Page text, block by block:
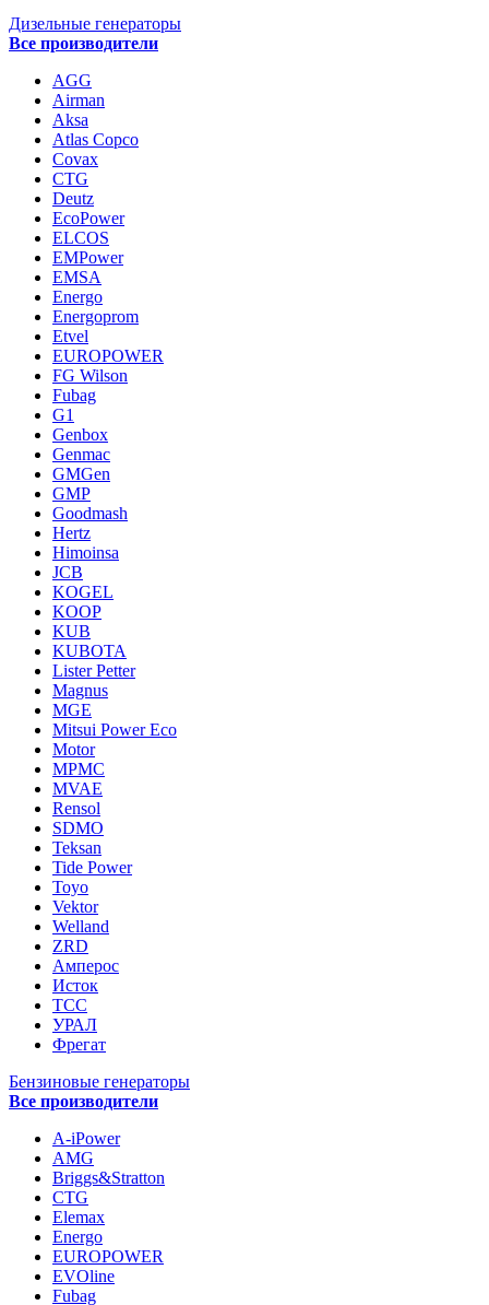
Дизельные генераторы
Все производители
AGG
Airman
Aksa
Atlas Copco
Covax
CTG
Deutz
EcoPower
ELCOS
EMPower
EMSA
Energo
Energoprom
Etvel
EUROPOWER
FG Wilson
Fubag
G1
Genbox
Genmac
GMGen
GMP
Goodmash
Hertz
Himoinsa
JCB
KOGEL
KOOP
KUB
KUBOTA
Lister Petter
Magnus
MGE
Mitsui Power Eco
Motor
MPMC
MVAE
Rensol
SDMO
Teksan
Tide Power
Toyo
Vektor
Welland
ZRD
Амперос
Исток
ТСС
УРАЛ
Фрегат
Бензиновые генераторы
Все производители
A-iPower
AMG
Briggs&Stratton
CTG
Elemax
Energo
EUROPOWER
EVOline
Fubag